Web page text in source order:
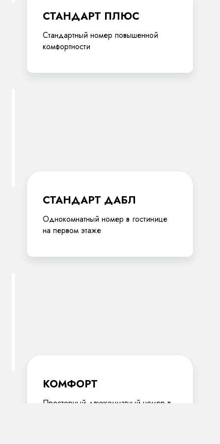
СТАНДАРТ ПЛЮС
Стандартный номер повышенной
комфортности
СТАНДАРТ ДАБЛ
Однокомнатный номер в гостинице
на первом этаже
КОМФОРТ
Просторный двухкомнатный номер в